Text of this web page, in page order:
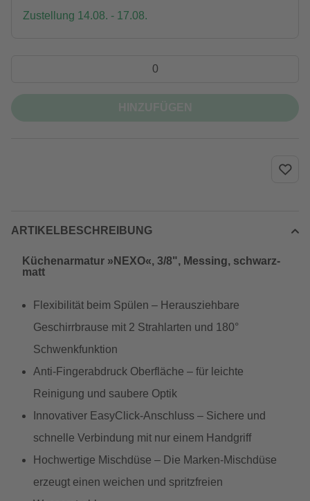
Zustellung 14.08. - 17.08.
ARTIKELBESCHREIBUNG
Küchenarmatur »NEXO«, 3/8", Messing, schwarz-
matt
Flexibilität beim Spülen – Herausziehbare
Geschirrbrause mit 2 Strahlarten und 180°
Schwenkfunktion
Anti-Fingerabdruck Oberfläche – für leichte
Reinigung und saubere Optik
Innovativer EasyClick-Anschluss – Sichere und
schnelle Verbindung mit nur einem Handgriff
Hochwertige Mischdüse – Die Marken-Mischdüse
erzeugt einen weichen und spritzfreien